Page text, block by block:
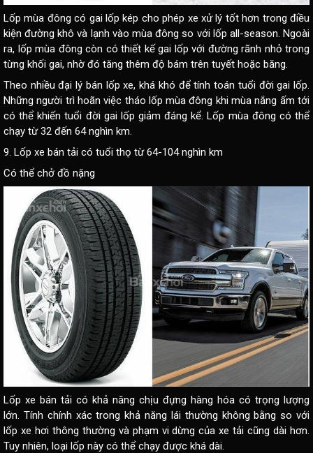
Lốp mùa đông có gai lốp kép cho phép xe xử lý tốt hơn trong điều
kiện đường khô và lạnh vào mùa đông so với lốp all-season. Ngoài
ra, lốp mùa đông còn có thiết kế gai lốp với đường rãnh nhỏ trong
từng khối gai, nhờ đó tăng thêm độ bám trên tuyết hoặc băng.
Theo nhiều đại lý bán lốp xe, khá khó để tính toán tuổi đời gai lốp.
Những người trì hoãn việc tháo lốp mùa đông khi mùa nắng ấm tới
có thể khiến tuổi đời gai lốp giảm đáng kể. Lốp mùa đông có thể
chạy từ 32 đến 64 nghìn km.
9. Lốp xe bán tải có tuổi thọ từ 64-104 nghìn km
Có thể chở đồ nặng
Lốp xe bán tải có khả năng chịu đựng hàng hóa có trọng lượng
lớn. Tính chính xác trong khả năng lái thường không bằng so với
lốp xe hơi thông thường và phạm vi dừng của xe tải cũng dài hơn.
Tuy nhiên, loại lốp này có thể chạy được khá dài.